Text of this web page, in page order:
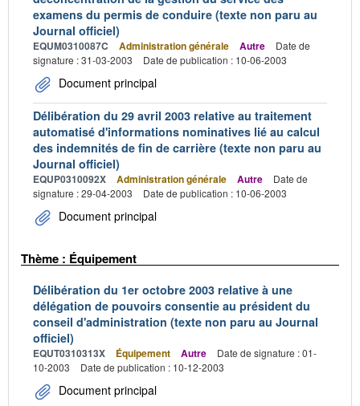
examens du permis de conduire (texte non paru au
Journal officiel)
EQUM0310087C Administration générale Autre
Date de
signature : 31-03-2003
Date de publication : 10-06-2003
Document principal
Délibération du 29 avril 2003 relative au traitement
automatisé d'informations nominatives lié au calcul
des indemnités de fin de carrière (texte non paru au
Journal officiel)
EQUP0310092X Administration générale Autre
Date de
signature : 29-04-2003
Date de publication : 10-06-2003
Document principal
Thème : Équipement
Délibération du 1er octobre 2003 relative à une
délégation de pouvoirs consentie au président du
conseil d'administration (texte non paru au Journal
officiel)
EQUT0310313X Équipement Autre
Date de signature : 01-
10-2003
Date de publication : 10-12-2003
Document principal